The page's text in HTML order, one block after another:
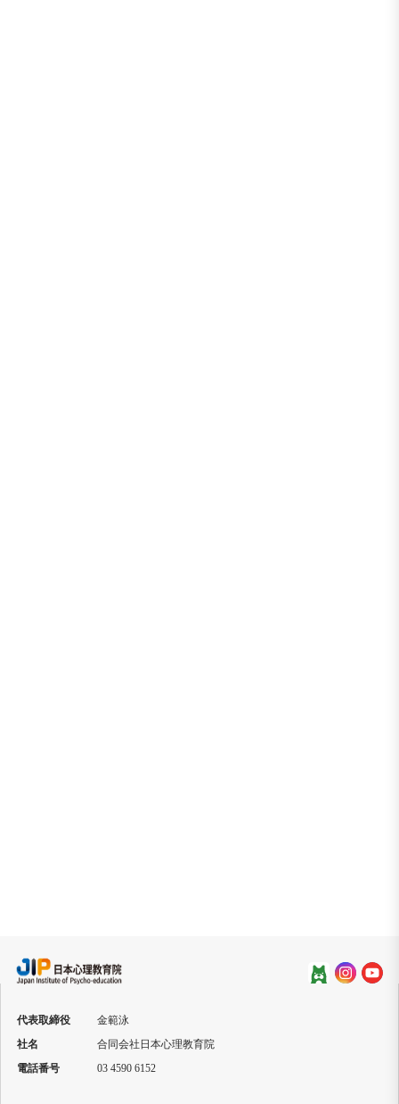
代表取締役
金範泳
社名
合同会社日本心理教育院
電話番号
03 4590 6152